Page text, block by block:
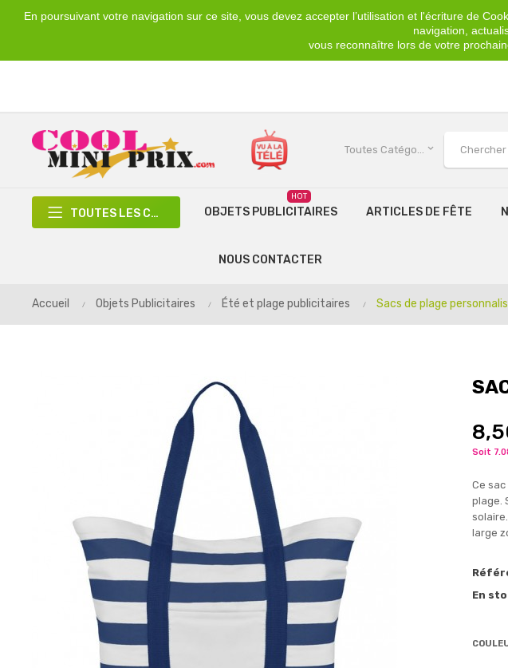
En poursuivant votre navigation sur ce site, vous devez accepter l’utilisation et l'écriture de
navigation,
vous reconnaître lors de votre
Emplacement
Devise
Toutes Catégories keyboard_arrow_down
TOUTES LES CATÉGORIES OBJETS PUBLICITAIRES
HOT
ARTICLES DE FÊTE
NOUS CONTACTER
Accueil Objets Publicitaires Été et plage publicitaires Sacs de plage
Soit
Ce
plage.
large
En